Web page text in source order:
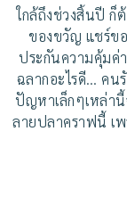
ใกล้ถึงช่วงสิ้นปี ก็
ของขวัญ แชร์ข
ประกันความคุ้มค่
ฉลากอะไรดี… คน
ปัญหาเล็กๆเหล่านี้
ลายปลาคราฟนี้ เ